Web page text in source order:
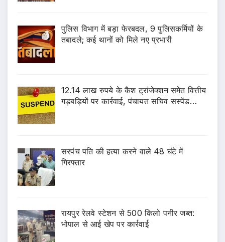
पुलिस विभाग में बड़ा फेरबदल, 9 पुलिसकर्मियों के
तबादले; कई थानों को मिले नए प्रभारी
12.14 लाख रुपये के कैश ट्रांजेक्शन समेत वित्तीय
गड़बड़ियों पर कार्रवाई, पंचायत सचिव सस्पेंड…
सरपंच पति की हत्या करने वाले 48 घंटे में
गिरफ्तार
रायपुर रेलवे स्टेशन से 500 किलो पनीर जब्त:
भोपाल से आई खेप पर कार्रवाई